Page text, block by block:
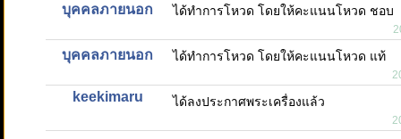
บุคคลภายนอก ได้ทำการโหวด โดยให้คะแนนโหวด ชอบ
บุคคลภายนอก ได้ทำการโหวด โดยให้คะแนนโหวด แท้
keekimaru ได้ลงประกาศพระเครื่องแล้ว